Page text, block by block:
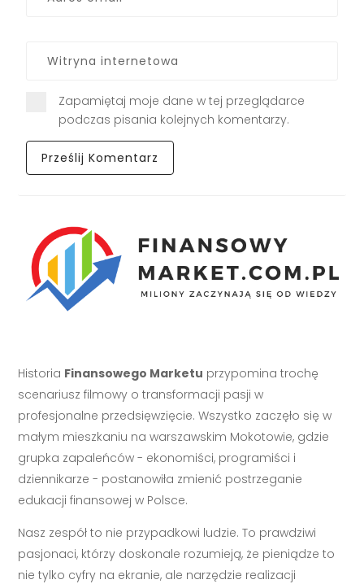
Zapamiętaj moje dane w tej przeglądarce
podczas pisania kolejnych komentarzy.
Historia Finansowego Marketu przypomina trochę
scenariusz filmowy o transformacji pasji w
profesjonalne przedsięwzięcie. Wszystko zaczęło się w
małym mieszkaniu na warszawskim Mokotowie, gdzie
grupka zapaleńców - ekonomiści, programiści i
dziennikarze - postanowiła zmienić postrzeganie
edukacji finansowej w Polsce.
Nasz zespół to nie przypadkowi ludzie. To prawdziwi
pasjonaci, którzy doskonale rozumieją, że pieniądze to
nie tylko cyfry na ekranie, ale narzędzie realizacji